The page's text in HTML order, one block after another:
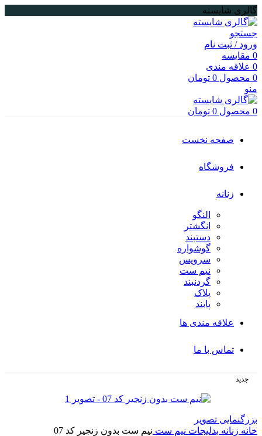
گالری شایسته
جستجو
ورود / ثبت نام
0 مقایسه
0 علاقه مندی
0 محصول 0 تومان
منو
0 محصول 0 تومان
صفحه نخست
فروشگاه
زنانه
النگو
انگشتر
دستبند
گوشواره
سرویس
نیم ست
گردنبند
پلاک
پابند
علاقه مندی ها
تماس با ما
جدید
بزرگنمایی تصویر
خانه زنانه بدلیجات نیم ست نیم ست بدون زنجیر کد 07